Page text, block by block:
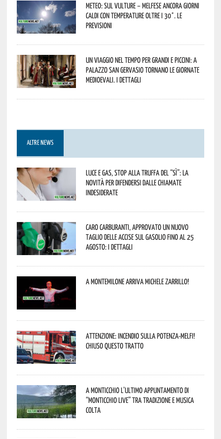
Meteo: sul Vulture – melfese ancora giorni
caldi con temperature oltre i 30°. Le
previsioni
Un viaggio nel tempo per grandi e piccini: a
Palazzo San Gervasio tornano le Giornate
Medioevali. I dettagli
ALTRE NEWS
Luce e gas, stop alla truffa del “Sì”: la
novità per difendersi dalle chiamate
indesiderate
Caro carburanti, approvato un nuovo
taglio delle accise sul gasolio fino al 25
agosto: i dettagli
A Montemilone arriva Michele Zarrillo!
Attenzione: incendio sulla Potenza-Melfi!
Chiuso questo tratto
A Monticchio l’ultimo appuntamento di
“Monticchio Live” tra tradizione e musica
colta